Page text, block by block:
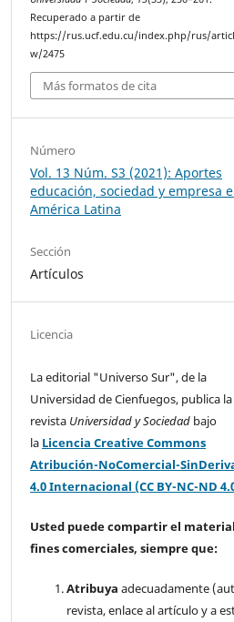
Recuperado a partir de
https://rus.ucf.edu.cu/index.php/rus/
w/2475
Más formatos de cita
Número
Vol. 13 Núm. S3 (2021): Aportes
educación, sociedad y empresa
América Latina
Sección
Artículos
Licencia
La editorial "Universo Sur", de la
Universidad de Cienfuegos, publica la
revista Universidad y Sociedad bajo
la Licencia Creative Commons
Atribución-NoComercial-
4.0 Internacional (CC BY-NC-ND
Usted puede compartir el
fines comerciales, siempre que:
Atribuya adecuadamente
revista, enlace al artículo y a